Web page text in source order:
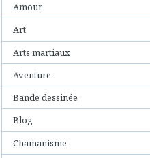
Amour
Art
Arts martiaux
Aventure
Bande dessinée
Blog
Chamanisme